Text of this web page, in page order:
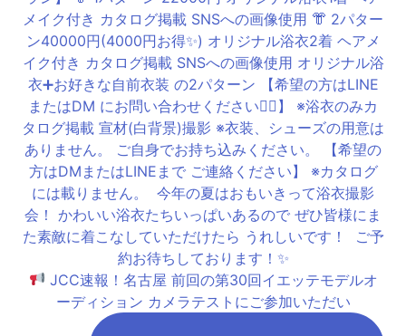
JCC速報！名古屋 前回の第30回イエッテモデルオ
ーディション カメラテストにご参加いただい